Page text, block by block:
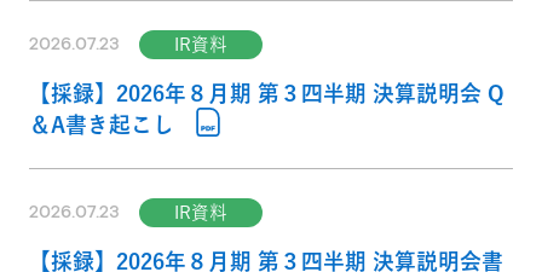
2026.07.23 IR資料
【採録】2026年８月期 第３四半期 決算説明会 Q
＆A書き起こし
2026.07.23 IR資料
【採録】2026年８月期 第３四半期 決算説明会書